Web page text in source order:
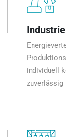
Industrie
individuell
zuverlässig